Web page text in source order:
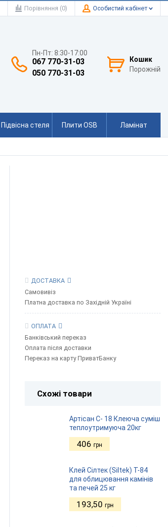
Порівняння (0) Особистий кабінет
Пн-Пт: 8:30-17:00
067 770-31-03
050 770-31-03
Кошик
Порожній
Підвісна стеля Плити OSB Ламінат
ДОСТАВКА
Самовивіз
Платна доставка по Західній Україні
ОПЛАТА
Банківський переказ
Оплата після доставки
Переказ на карту ПриватБанку
Схожі товари
Артісан С- 18 Клеюча суміш
теплоутримуюча 20кг
406 грн
Клей Сілтек (Siltek) Т-84
для облицювання камінів
та печей 25 кг
193,50 грн